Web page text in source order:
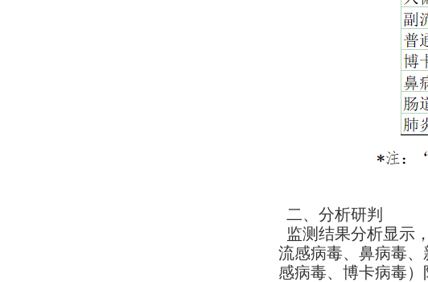
二、分析研判
监测结果分析显示
流感病毒、鼻病毒
感病毒、博卡病毒